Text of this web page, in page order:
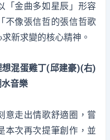
「金曲多如星辰」形容
不像張信哲的張信哲歌
新求變的核心精神。
混蛋雞丁(邱建豪)(右)
音樂
意走出情歌舒適圈，嘗
本次再次提筆創作，並